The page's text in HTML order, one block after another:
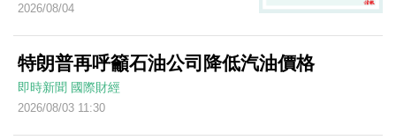
2026/08/04
特朗普再呼籲石油公司降低汽油價格
即時新聞 國際財經
2026/08/03 11:30